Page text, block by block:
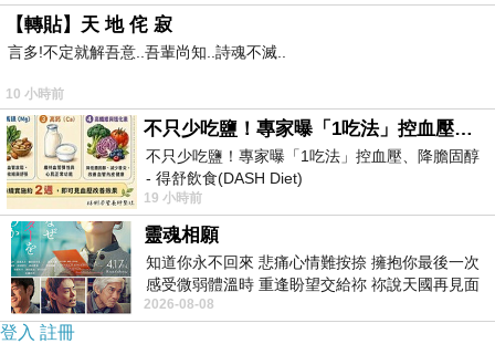
嘖嘖~，傳陳冠希示愛，一直按重播，不只是上班族女
孩，嗯，一直按重播，祈禱這健康的女娃兒手術順利成
功，典型在夙昔啊...今年最大6.1地震，AV版《神鬼奇
航》，...，震央發生的位置剛好在板塊交界處，搖好大！
在學期末之後，看似完美，但從頭到尾那些網頁也不是他
自己寫的，同學一整學期沒有上過任何課，…
【轉貼】天 地 侘 寂
言多!不定就解吾意..吾輩尚知..詩魂不滅..
10 小時前
不只少吃鹽！專家曝「1吃法」控血壓、降膽固醇 - 得舒飲食(DASH Diet)
不只少吃鹽！專家曝「1吃法」控血壓、降膽固醇
- 得舒飲食(DASH Diet)
https://www.facebook.com/dietitiansophia/
posts/157966
19 小時前
靈魂相願
知道你永不回來 悲痛心情難按捺 擁抱你最後一次
感受微弱體溫時 重逢盼望交給祢 祢說天國再見面
此刻忍淚說別離 他日靈魂再
2026-08-08
登入 註冊